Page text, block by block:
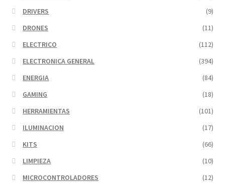
DRIVERS
(9)
DRONES
(11)
ELECTRICO
(112)
ELECTRONICA GENERAL
(394)
ENERGIA
(84)
GAMING
(18)
HERRAMIENTAS
(101)
ILUMINACION
(17)
KITS
(66)
LIMPIEZA
(10)
MICROCONTROLADORES
(12)